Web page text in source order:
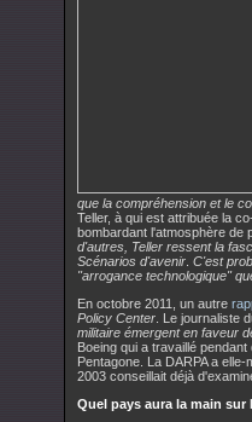
que la compréhension et le
Teller, à qui est attribuée la
bombardant l'atmosphère de
d'autres, Teller ressent la
Scénarios d'avenir C'est
"arrogance technologique"
En octobre 2011, un autre
Policy Center . Le journaliste
militaire émergent en faveur
Boeing qui a travaillé
Pentagone. La DARPA a
2003 conseillait déjà
Quel pays aura la main sur